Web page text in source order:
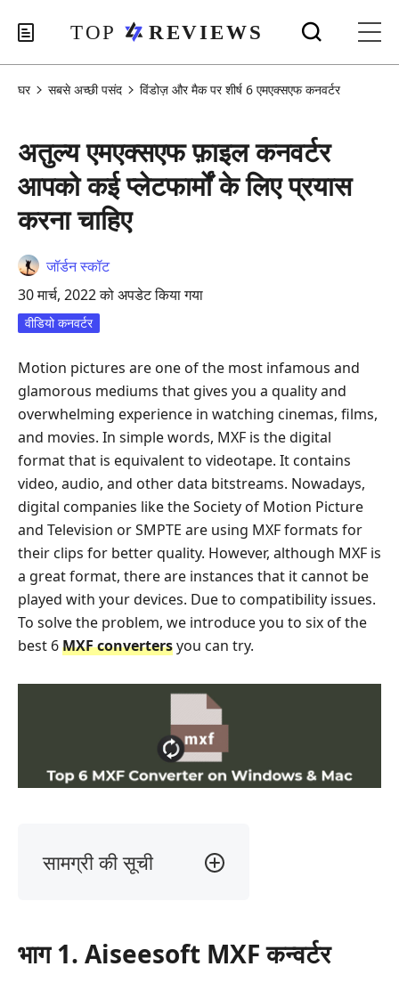
घर सबसे अच्छी पसंद विंडोज़ और मैक पर शीर्ष 6 एमएक्सएफ कनवर्टर
अतुल्य एमएक्सएफ फ़ाइल कनवर्टर
आपको कई प्लेटफार्मों के लिए प्रयास
करना चाहिए
जॉर्डन स्कॉट
30 मार्च, 2022 को अपडेट किया गया
वीडियो कनवर्टर
Motion pictures are one of the most infamous and
glamorous mediums that gives you a quality and
overwhelming experience in watching cinemas, films,
and movies. In simple words, MXF is the digital
format that is equivalent to videotape. It contains
video, audio, and other data bitstreams. Nowadays,
digital companies like the Society of Motion Picture
and Television or SMPTE are using MXF formats for
their clips for better quality. However, although MXF is
a great format, there are instances that it cannot be
played with your devices. Due to compatibility issues.
To solve the problem, we introduce you to six of the
best 6MXF convertersyou can try.
सामग्री की सूची
MXF
भाग 1. Aiseesoft MXF कन्वर्टर